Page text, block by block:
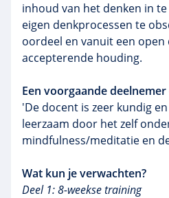
inhoud van het denken in
eigen denkprocessen te
oordeel en vanuit een open
accepterende houding.
Een voorgaande
'De docent is zeer kundig
leerzaam door het zelf
mindfulness/meditatie en
Wat kun je verwachten?
Deel 1: 8-weekse training